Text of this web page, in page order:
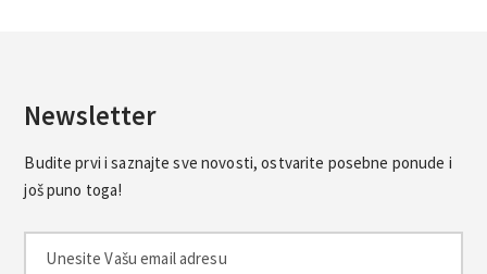
Newsletter
Budite prvi i saznajte sve novosti, ostvarite posebne ponude i
još puno toga!